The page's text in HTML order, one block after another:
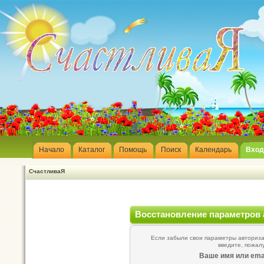
Начало Каталог Помощь Поиск Календарь Вход
СчастливаЯ
Восстановление параметров
Если забыли свои параметры
введите,
Ваше имя или